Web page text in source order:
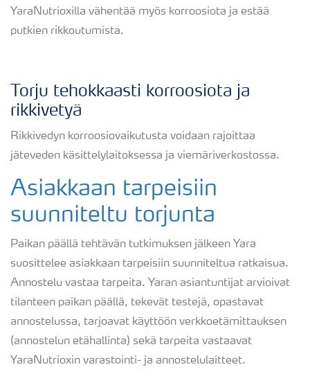
YaraNutrioxilla vähentää myös korroosiota ja estää
putkien rikkoutumista.
Torju tehokkaasti korroosiota ja
rikkivetyä
Rikkivedyn korroosiovaikutusta voidaan rajoittaa
jäteveden käsittelylaitoksessa ja viemäriverkostossa.
Asiakkaan tarpeisiin
suunniteltu torjunta
Paikan päällä tehtävän tutkimuksen jälkeen Yara
suosittelee asiakkaan tarpeisiin suunniteltua ratkaisua.
Annostelu vastaa tarpeita. Yaran asiantuntijat arvioivat
tilanteen paikan päällä, tekevät testejä, opastavat
annostelussa, tarjoavat käyttöön verkkoetämittauksen
(annostelun etähallinta) sekä tarpeita vastaavat
YaraNutrioxin varastointi- ja annostelulaitteet.